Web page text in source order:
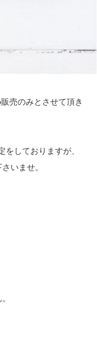
売のみとさせて頂き
しておりますが、
いませ。